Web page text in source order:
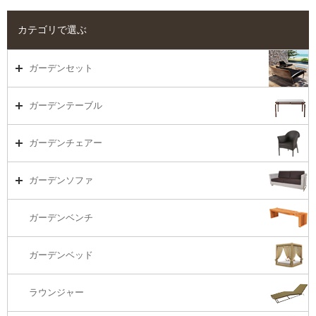
カテゴリで選ぶ
ガーデンセット
ガーデンセット（海外在庫）
リビング・ソファ
ラウンジ・ベッド
ガーデンテーブル
ガーデンテーブルTOP
ダイニングテーブル
コーヒーテーブル
カウンター・バーテーブル
ガーデンチェアー
ガーデンチェアーTOP
ダイニングチェアー
カウンター・バーチェアー
ガーデンソファ
ガーデンソファTOP
2S・2.5Sソファ
3Sソファ
ガーデンベンチ
ガーデンベッド
ラウンジャー